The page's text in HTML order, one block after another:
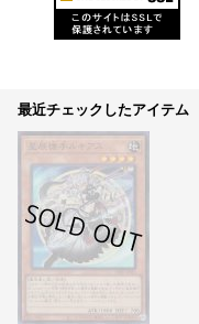
最近チェックしたアイテム